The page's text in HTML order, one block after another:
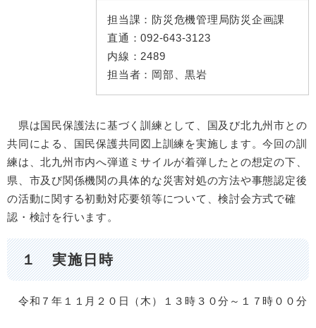
担当課： 防災危機管理局防災企画課
直通：092-643-3123
内線： 2489
担当者： 岡部、黒岩
県は国民保護法に基づく訓練として、国及び北九州市との
共同による、国民保護共同図上訓練を実施します。今回の訓
練は、北九州市内へ弾道ミサイルが着弾したとの想定の下、
県、市及び関係機関の具体的な災害対処の方法や事態認定後
の活動に関する初動対応要領等について、検討会方式で確
認・検討を行います。
１ 実施日時
令和７年１１月２０日（木）１３時３０分～１７時００分